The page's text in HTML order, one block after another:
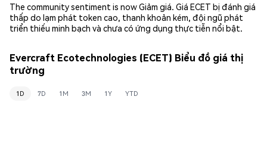
The community sentiment is now Giảm giá. Giá ECET bị đánh giá
thấp do lạm phát token cao, thanh khoản kém, đội ngũ phát
triển thiếu minh bạch và chưa có ứng dụng thực tiễn nổi bật.
Evercraft Ecotechnologies (ECET) Biểu đồ giá thị
trường
1D 7D 1M 3M 1Y YTD